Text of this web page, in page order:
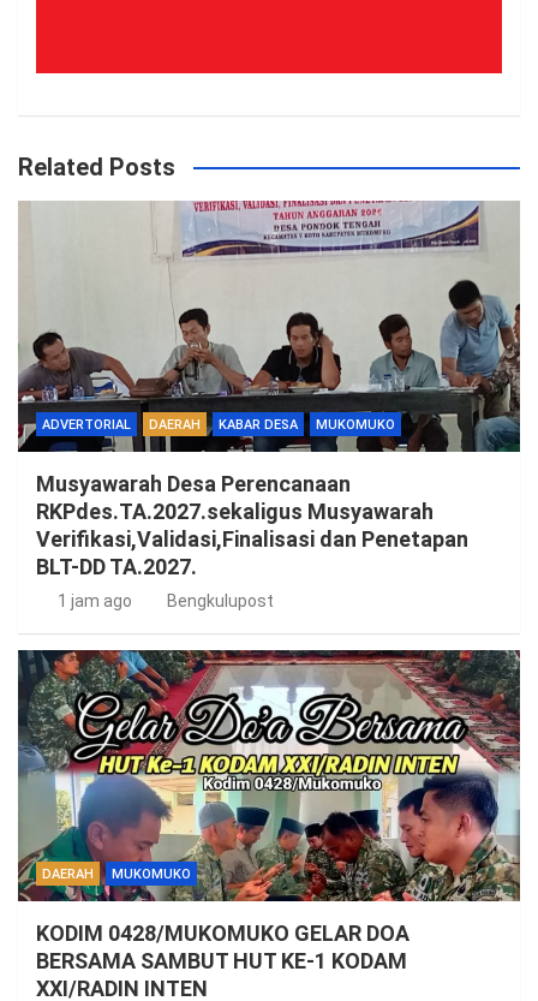
Related Posts
ADVERTORIAL DAERAH KABAR DESA MUKOMUKO
Musyawarah Desa Perencanaan
RKPdes.TA.2027.sekaligus Musyawarah
Verifikasi,Validasi,Finalisasi dan Penetapan
BLT-DD TA.2027.
1 jam ago Bengkulupost
DAERAH MUKOMUKO
KODIM 0428/MUKOMUKO GELAR DOA
BERSAMA SAMBUT HUT KE-1 KODAM
XXI/RADIN INTEN